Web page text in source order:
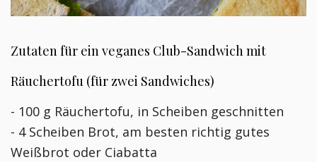
Zutaten für ein veganes Club-Sandwich mit
Räuchertofu (für zwei Sandwiches)
- 100 g Räuchertofu, in Scheiben geschnitten
- 4 Scheiben Brot, am besten richtig gutes
Weißbrot oder Ciabatta